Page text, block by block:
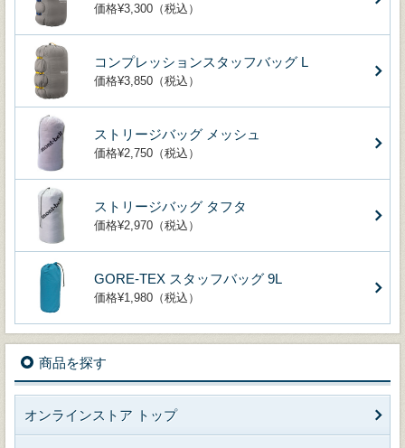
価格¥3,300（税込）
コンプレッションスタッフバッグ L
価格¥3,850（税込）
ストリージバッグ メッシュ
価格¥2,750（税込）
ストリージバッグ タフタ
価格¥2,970（税込）
GORE-TEX スタッフバッグ 9L
価格¥1,980（税込）
商品を探す
オンラインストア トップ